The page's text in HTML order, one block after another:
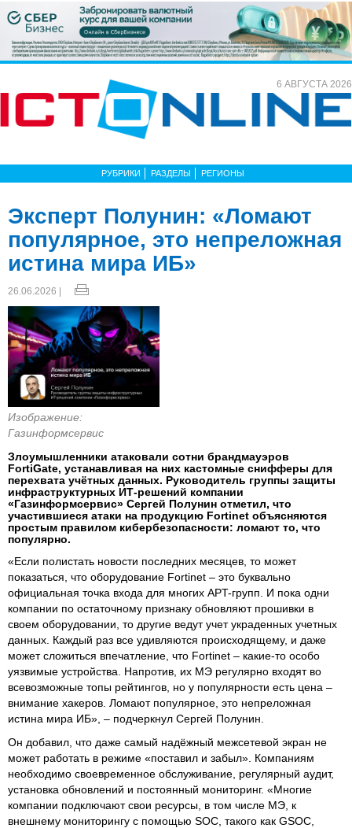
6 АВГУСТА 2026
РУБРИКИ РАЗДЕЛЫ РЕГИОНЫ
Эксперт Полунин: «Ломают
популярное, это непреложная
истина мира ИБ»
26.06.2026 |
Изображение:
Газинформсервис
Злоумышленники атаковали сотни брандмауэров
FortiGate, устанавливая на них кастомные снифферы для
перехвата учётных данных. Руководитель группы защиты
инфраструктурных ИТ-решений компании
«Газинформсервис» Сергей Полунин отметил, что
участившиеся атаки на продукцию Fortinet объясняются
простым правилом кибербезопасности: ломают то, что
популярно.
«Если полистать новости последних месяцев, то может
показаться, что оборудование Fortinet – это буквально
официальная точка входа для многих APT-групп. И пока одни
компании по остаточному признаку обновляют прошивки в
своем оборудовании, то другие ведут учет украденных учетных
данных. Каждый раз все удивляются происходящему, и даже
может сложиться впечатление, что Fortinet – какие-то особо
уязвимые устройства. Напротив, их МЭ регулярно входят во
всевозможные топы рейтингов, но у популярности есть цена –
внимание хакеров. Ломают популярное, это непреложная
истина мира ИБ», – подчеркнул Сергей Полунин.
Он добавил, что даже самый надёжный межсетевой экран не
может работать в режиме «поставил и забыл». Компаниям
необходимо своевременное обслуживание, регулярный аудит,
установка обновлений и постоянный мониторинг. «Многие
компании подключают свои ресурсы, в том числе МЭ, к
внешнему мониторингу с помощью SOC, такого как GSOC,